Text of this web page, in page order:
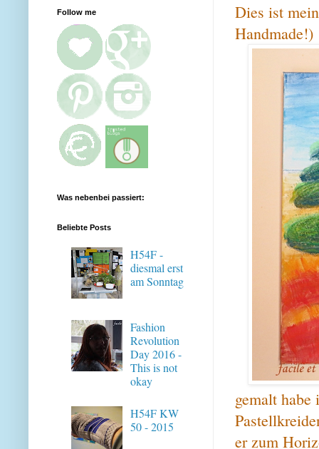
Dies ist
Handmade!)
gemalt
er zum
Follow me
Was nebenbei passiert:
Beliebte Posts
H54F -
diesmal erst
am Sonntag
Fashion
Revolution
Day 2016 -
This is not
okay
H54F KW
50 - 2015